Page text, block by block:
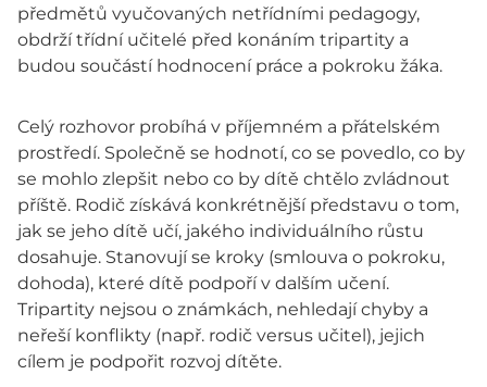
předmětů vyučovaných netřídními pedagogy,
obdrží třídní učitelé před konáním tripartity a
budou součástí hodnocení práce a pokroku žáka.
Celý rozhovor probíhá v příjemném a přátelském
prostředí. Společně se hodnotí, co se povedlo, co by
se mohlo zlepšit nebo co by dítě chtělo zvládnout
příště. Rodič získává konkrétnější představu o tom,
jak se jeho dítě učí, jakého individuálního růstu
dosahuje. Stanovují se kroky (smlouva o pokroku,
dohoda), které dítě podpoří v dalším učení.
Tripartity nejsou o známkách, nehledají chyby a
neřeší konflikty (např. rodič versus učitel), jejich
cílem je podpořit rozvoj dítěte.